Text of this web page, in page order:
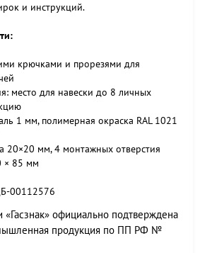
и инструкций.
крючками и прорезями для
место для навески до 8 личных
1 мм, полимерная окраска RAL 1021
20×20 мм, 4 монтажных отверстия
× 85 мм
00112576
официально подтверждена
продукция по ПП РФ №